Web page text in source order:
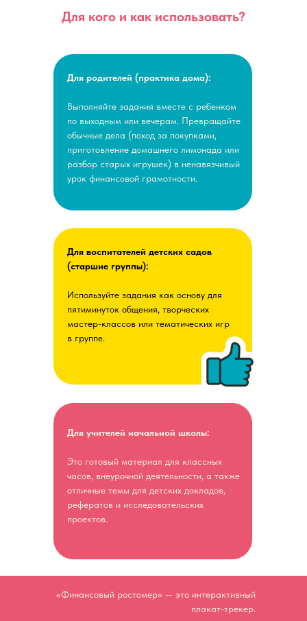
Для кого и как использовать?
Для воспитателей детских садов
(старшие группы):
Используйте задания как основу для
пятиминуток общения, творческих
мастер-классов или тематических игр
в группе.
Для учителей начальной школы:
Это готовый материал для классных
часов, внеурочной деятельности, а также
отличные темы для детских докладов,
рефератов и исследовательских
проектов.
Для родителей (практика дома):
Выполняйте задания вместе с ребенком
по выходным или вечерам. Превращайте
обычные дела (поход за покупками,
приготовление домашнего лимонада или
разбор старых игрушек) в ненавязчивый
урок финансовой грамотности.
«Финансовый ростомер» — это интерактивный
плакат-трекер.